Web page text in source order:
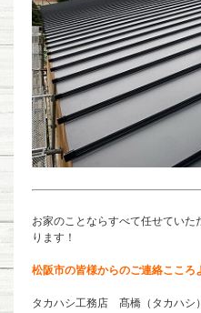
お家のことならすべて任せていた
ります！
松阪市の皆様からのご連絡こころ
タカハシ工務店 髙橋（タカハシ